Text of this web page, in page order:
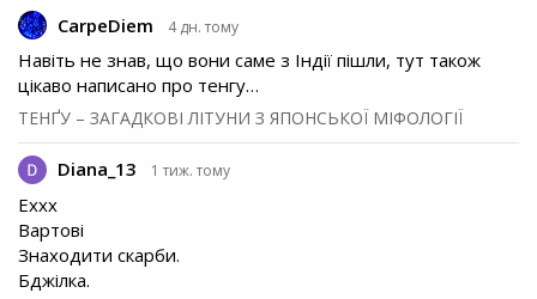
CarpeDiem 4 дн. тому
Навіть не знав, що вони саме з Індії пішли, тут також
цікаво написано про тенгу…
ТЕНҐУ – ЗАГАДКОВІ ЛІТУНИ З ЯПОНСЬКОЇ МІФОЛОГІЇ
Diana_13 1 тиж. тому
Еххх
Вартові
Знаходити скарби.
Бджілка.